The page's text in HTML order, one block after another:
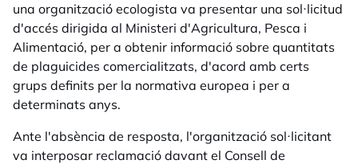
una organització ecologista va presentar una sol·licitud
d'accés dirigida al Ministeri d'Agricultura, Pesca i
Alimentació, per a obtenir informació sobre quantitats
de plaguicides comercialitzats, d'acord amb certs
grups definits per la normativa europea i per a
determinats anys.
Ante l'absència de resposta, l'organització sol·licitant
va interposar reclamació davant el Consell de